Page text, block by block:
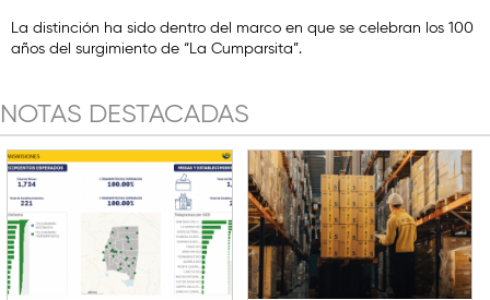
La distinción ha sido dentro del marco en que se celebran los 100
años del surgimiento de “La Cumparsita”.
NOTAS DESTACADAS